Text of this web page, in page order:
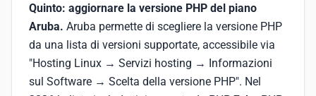
Quinto: aggiornare la versione PHP del piano
Aruba. Aruba permette di scegliere la versione PHP
da una lista di versioni supportate, accessibile via
"Hosting Linux → Servizi hosting → Informazioni
sul Software → Scelta della versione PHP". Nel